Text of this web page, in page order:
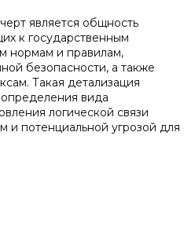
является общность
к государственным
нормам и правилам,
безопасности, а также
Такая детализация
вида
логической связи
потенциальной угрозой для